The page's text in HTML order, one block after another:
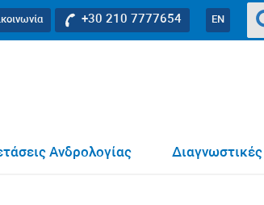
EN
+30 210 7777654
Ανδρολογίας